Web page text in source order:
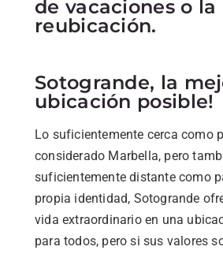
de vacaciones o la
reubicación.
Sotogrande, la
ubicación posible!
Lo suficientemente cerca como
considerado Marbella, pero
suficientemente distante como
propia identidad, Sotogrande
vida extraordinario en una
para todos, pero si sus valores